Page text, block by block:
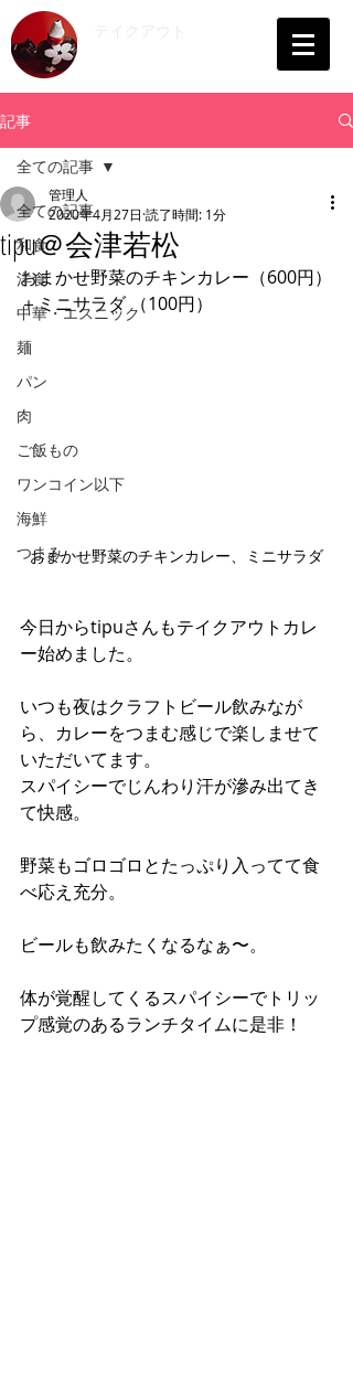
記事
全ての記事
和食
洋食
中華・エスニック
麺
パン
肉
ご飯もの
ワンコイン以下
海鮮
つまみ
全ての記事
tipu＠会津若松
管理人
2020年4月27日 読了時間: 1分
おまかせ野菜のチキンカレー（600円）
＋ミニサラダ （100円）
おまかせ野菜のチキンカレー、ミニサラダ
今日からtipuさんもテイクアウトカレ
ー始めました。
いつも夜はクラフトビール飲みなが
ら、カレーをつまむ感じで楽しませて
いただいてます。
スパイシーでじんわり汗が滲み出てき
て快感。
野菜もゴロゴロとたっぷり入ってて食
べ応え充分。
ビールも飲みたくなるなぁ〜。
体が覚醒してくるスパイシーでトリッ
プ感覚のあるランチタイムに是非！